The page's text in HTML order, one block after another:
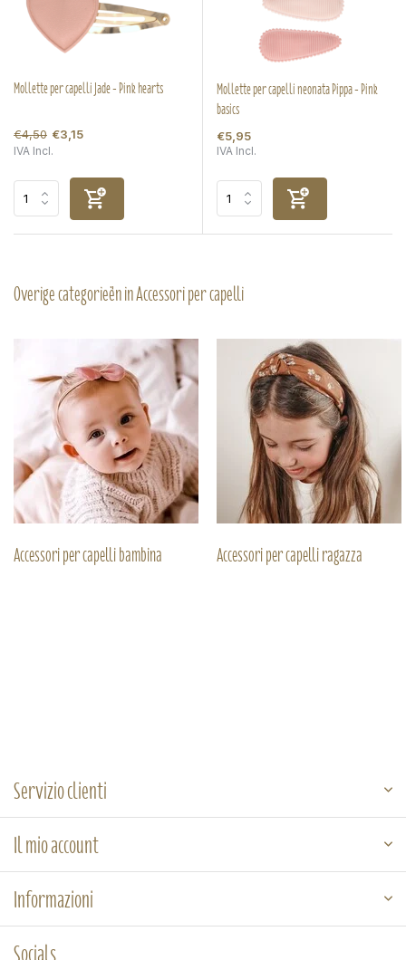
Mollette per capelli Jade - Pink hearts
€4,50 €3,15
IVA Incl.
Mollette per capelli neonata Pippa - Pink
basics
€5,95
IVA Incl.
Overige categorieën in Accessori per capelli
Accessori per capelli bambina Accessori per capelli ragazza
Servizio clienti
Il mio account
Informazioni